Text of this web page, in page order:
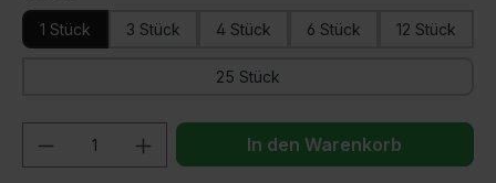
1 Stück 3 Stück 4 Stück 6 Stück 12 Stück
25 Stück
Produkt Anzahl: Gib denIn den Warenkorb